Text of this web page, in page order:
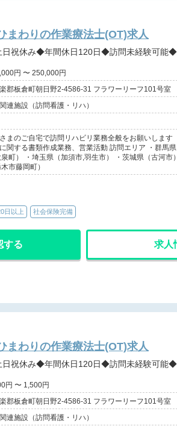
まわりの作業療法士(OT)求人
県/邑楽郡板倉町】 ◆土日祝休み◆年間休日120日◆訪問未
月給 200,000円 〜 250,000円
郡板倉町朝日野2-4586-31 フラワーリーフ101号室
連施設（訪問看護・リハ）
さまのご自宅で訪問リハビリ業務全般をお願いしま
関する書類作成業務、営業活動 訪問エリア ・群馬
町） ・埼玉県（加須市,羽生市） ・茨城県（古河市
市藤岡町）
日以上 社会保険完備
する 求人
まわりの作業療法士(OT)求人
県/邑楽郡板倉町】 ◆土日祝休み◆年間休日120日◆訪問未
時給 1,300円 〜 1,500円
郡板倉町朝日野2-4586-31 フラワーリーフ101号室
連施設（訪問看護・リハ）